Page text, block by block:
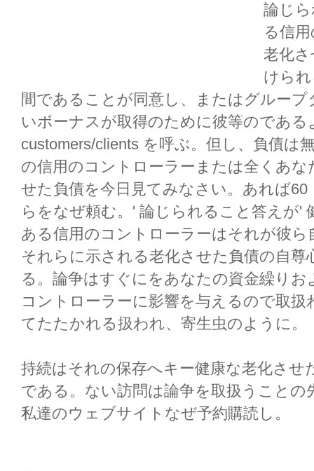
論じ
る信
老化
けら
間であることが同意し、またはグルー
いボーナスが取得のために彼等のである
customers/clients を呼ぶ。但し、負債は
の信用のコントローラーまたは全くあ
せた負債を今日見てみなさい。あれば
らをなぜ頼む。' 論じられること答えが'
ある信用のコントローラーはそれが彼
それらに示される老化させた負債の自
る。論争はすぐにをあなたの資金繰り
コントローラーに影響を与えるので取
てたたかれる扱われ、寄生虫のように。
持続はそれの保存へキー健康な老化さ
である。ない訪問は論争を取扱うことの
私達のウェブサイトなぜ予約購読し。